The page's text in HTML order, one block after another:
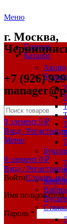
Меню
г. Москва,
+7 (926)
0 элемент 0 ₽
Вход /
Меню
0 элемент 0 ₽
Вход /
ВойтиСоздать
Имя
Пароль *
Главная
Каталог
Акция